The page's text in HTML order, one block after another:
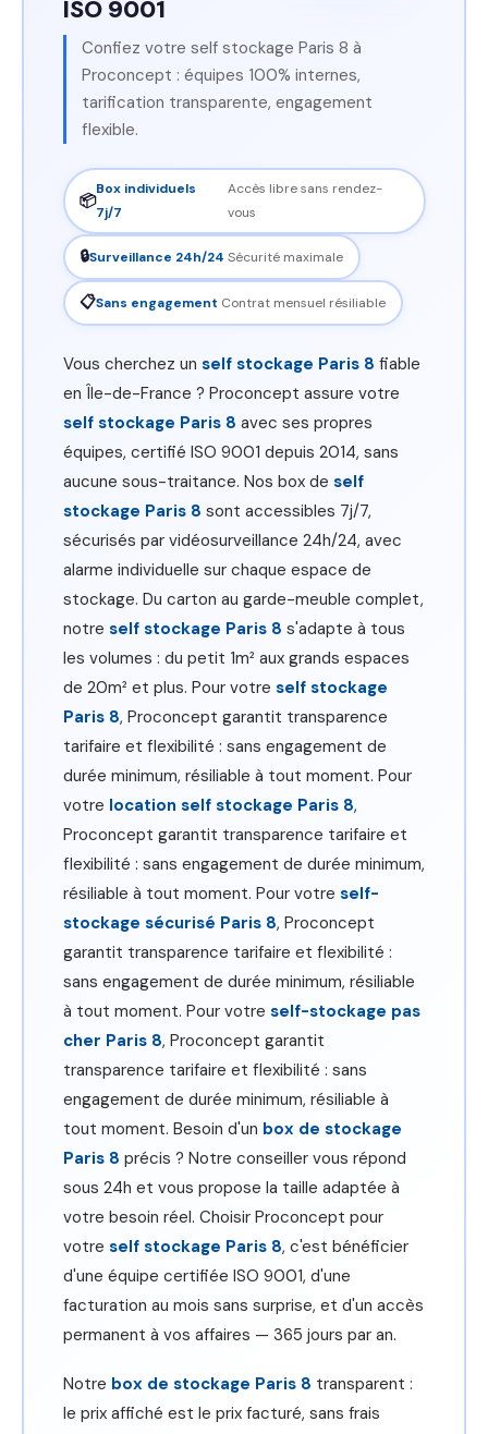
ISO 9001
Confiez votre self stockage Paris 8 à
Proconcept : équipes 100% internes,
tarification transparente, engagement
flexible.
📦
Box individuels
7j/7
Accès libre sans rendez-
vous
🔒Surveillance 24h/24 Sécurité maximale
📋Sans engagement Contrat mensuel résiliable
Vous cherchez un self stockage Paris 8 fiable
en Île-de-France ? Proconcept assure votre
self stockage Paris 8 avec ses propres
équipes, certifié ISO 9001 depuis 2014, sans
aucune sous-traitance. Nos box de self
stockage Paris 8 sont accessibles 7j/7,
sécurisés par vidéosurveillance 24h/24, avec
alarme individuelle sur chaque espace de
stockage. Du carton au garde-meuble complet,
notre self stockage Paris 8 s'adapte à tous
les volumes : du petit 1m² aux grands espaces
de 20m² et plus. Pour votre self stockage
Paris 8, Proconcept garantit transparence
tarifaire et flexibilité : sans engagement de
durée minimum, résiliable à tout moment. Pour
votre location self stockage Paris 8,
Proconcept garantit transparence tarifaire et
flexibilité : sans engagement de durée minimum,
résiliable à tout moment. Pour votre self-
stockage sécurisé Paris 8, Proconcept
garantit transparence tarifaire et flexibilité :
sans engagement de durée minimum, résiliable
à tout moment. Pour votre self-stockage pas
cher Paris 8, Proconcept garantit
transparence tarifaire et flexibilité : sans
engagement de durée minimum, résiliable à
tout moment. Besoin d'un box de stockage
Paris 8 précis ? Notre conseiller vous répond
sous 24h et vous propose la taille adaptée à
votre besoin réel. Choisir Proconcept pour
votre self stockage Paris 8, c'est bénéficier
d'une équipe certifiée ISO 9001, d'une
facturation au mois sans surprise, et d'un accès
permanent à vos affaires — 365 jours par an.
Notre box de stockage Paris 8 transparent :
le prix affiché est le prix facturé, sans frais